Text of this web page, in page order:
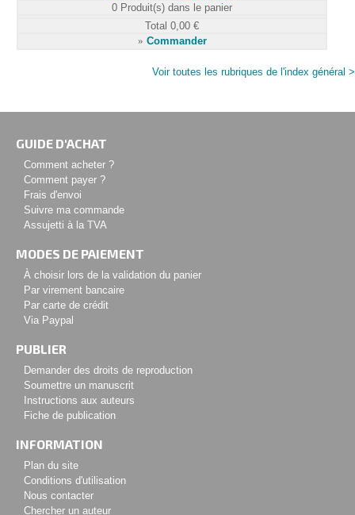
0 Produit(s) dans le panier
Total 0,00 €
» Commander
Voir toutes les rubriques de l'index général >
GUIDE D'ACHAT
Comment acheter ?
Comment payer ?
Frais d'envoi
Suivre ma commande
Assujetti à la TVA
MODES DE PAIEMENT
À choisir lors de la validation du panier
Par virement bancaire
Par carte de crédit
Via Paypal
PUBLIER
Demander des droits de reproduction
Soumettre un manuscrit
Instructions aux auteurs
Fiche de publication
INFORMATION
Plan du site
Conditions d'utilisation
Nous contacter
Chercher un auteur